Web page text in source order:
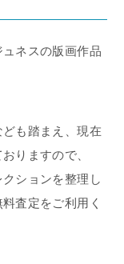
ネスの版画作品
も踏まえ、現在
りますので、
ションを整理し
査定をご利用く